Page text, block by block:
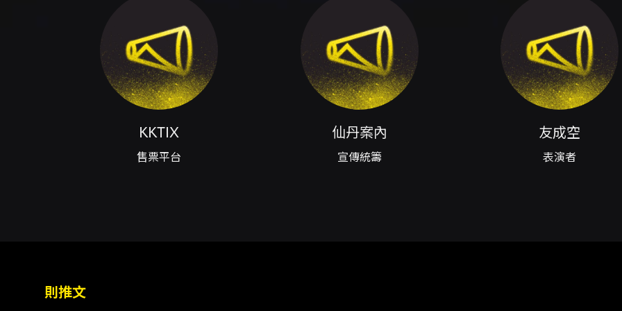
時間內進行。詳情請參照 KKTIX 購票與取票說明頁面。 無法在本文中列出的其他詳細流程（例
主辦單位後續公告、官方連結為準。
注意事項
- 退換票機制：本活動採文化部規定之方案二，購票後 3 日內（不含購票日）可申請退票，超過
實體票退票需以掛號郵寄票券與退票申請書至 KKTIX 指定地址，電子票退票依 KKTIX 表單辦理
（NT$950）需先通過 KKTIX 身心障礙身份認證方可購買；現場進場時須出示有效身心障礙證
當天依票面序號整隊入場（序號為唯一入場順序，序號可能有空號）。電子票券為無記名票券
VIP 票換手環後仍須保留票根，見面會與合照依票根序號排隊分組，每位 VIP 僅可參與一次合
放側拍或錄影。 - 會後見面會與合照規範：嚴禁側拍、錄影、錄音與未經允許的肢體接觸；違規
與資格且不予退票。 - 禁止攜帶：請勿攜帶相機、攝影機、DV、錄音機、外食飲料、金屬/玻璃/
KKTIX
售票平台
仙丹案內
宣傳統籌
友成空
表演者
則推文